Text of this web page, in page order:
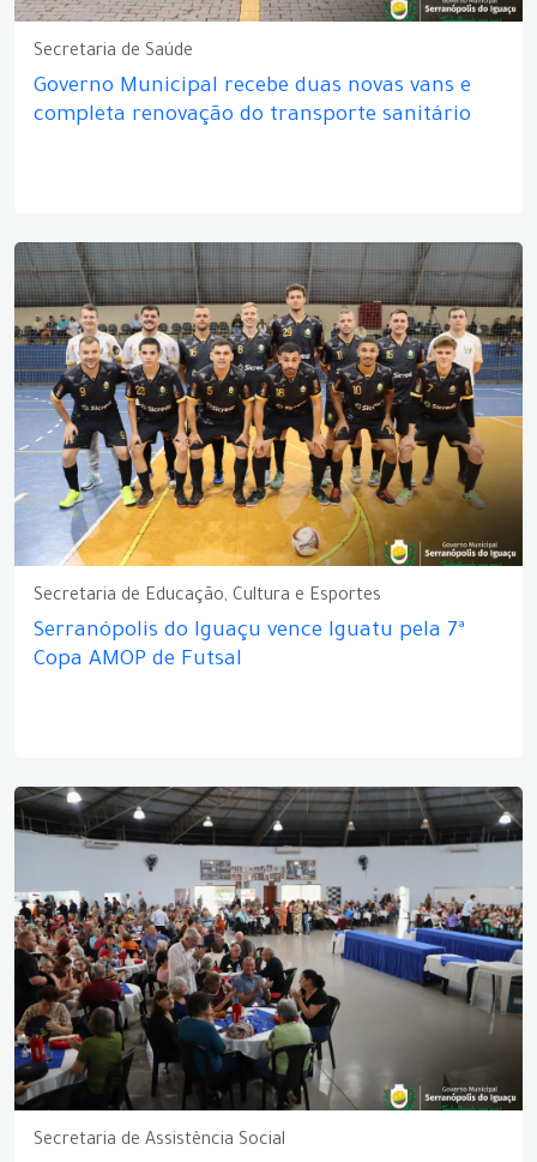
Secretaria de Saúde
Governo Municipal recebe duas novas vans e
completa renovação do transporte sanitário
Secretaria de Educação, Cultura e Esportes
Serranópolis do Iguaçu vence Iguatu pela 7ª
Copa AMOP de Futsal
Secretaria de Assistência Social